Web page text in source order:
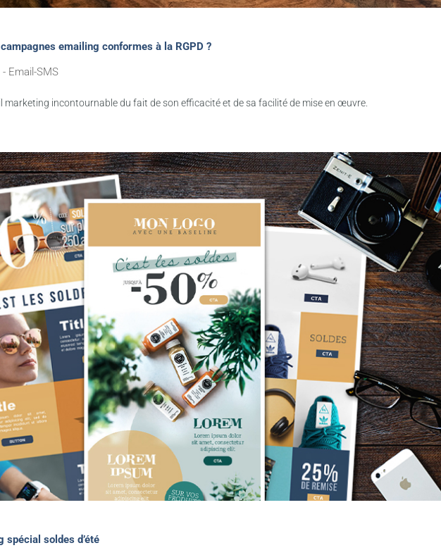
emailing conformes à la RGPD ?
- Email-SMS
marketing incontournable du fait de son efficacité et de sa facilité de mise en œuvre.
soldes d’été